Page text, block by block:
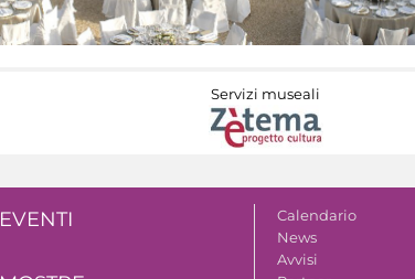
Servizi museali
EVENTI
Calendario
News
Avvisi